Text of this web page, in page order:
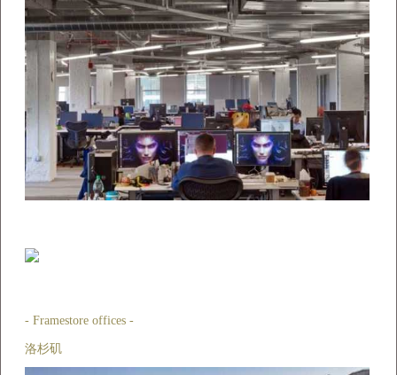
- Framestore offices -
洛杉矶